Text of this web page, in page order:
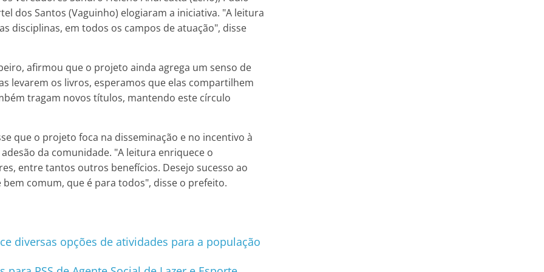
dos Santos (Vaguinho) elogiaram a iniciativa. "A leitura
disciplinas, em todos os campos de atuação", disse
afirmou que o projeto ainda agrega um senso de
levarem os livros, esperamos que elas compartilhem
tragam novos títulos, mantendo este círculo
o projeto foca na disseminação e no incentivo à
da comunidade. "A leitura enriquece o
entre tantos outros benefícios. Desejo sucesso ao
comum, que é para todos", disse o prefeito.
diversas opções de atividades para a população